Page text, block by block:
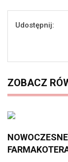
Udostępnij:
ZOBACZ